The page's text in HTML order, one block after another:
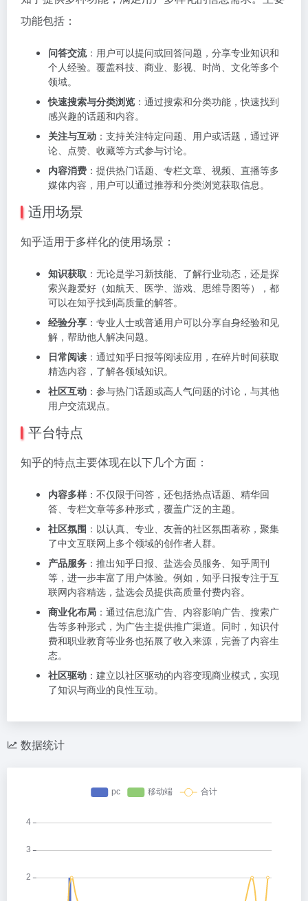
功能包括：
问答交流：用户可以提问或回答问题，分享专业知识和
个人经验。覆盖科技、商业、影视、时尚、文化等多个
领域。
快速搜索与分类浏览 ：通过搜索和分类功能，快速找到
感兴趣的话题和内容。
关注与互动 ：支持关注特定问题、用户或话题，通过评
论、点赞、收藏等方式参与讨论。
内容消费 ：提供热门话题、专栏文章、视频、直播等多
媒体内容，用户可以通过推荐和分类浏览获取信息。
适用场景
知乎适用于多样化的使用场景：
知识获取 ：无论是学习新技能、了解行业动态，还是探
索兴趣爱好（如航天、医学、游戏、思维导图等），都
可以在知乎找到高质量的解答。
经验分享 ：专业人士或普通用户可以分享自身经验和见
解，帮助他人解决问题。
日常阅读 ：通过知乎日报等阅读应用，在碎片时间获取
精选内容，了解各领域知识。
社区互动 ：参与热门话题或高人气问题的讨论，与其他
用户交流观点。
平台特点
知乎的特点主要体现在以下几个方面：
内容多样 ：不仅限于问答，还包括热点话题、精华回
答、专栏文章等多种形式，覆盖广泛的主题。
社区氛围 ：以认真、专业、友善的社区氛围著称，聚集
了中文互联网上多个领域的创作者人群。
产品服务 ：推出知乎日报、盐选会员服务、知乎周刊
等，进一步丰富了用户体验。例如，知乎日报专注于互
联网内容精选，盐选会员提供高质量付费内容。
商业化布局 ：通过信息流广告、内容影响广告、搜索广
告等多种形式，为广告主提供推广渠道。同时，知识付
费和职业教育等业务也拓展了收入来源，完善了内容生
态。
社区驱动 ：建立以社区驱动的内容变现商业模式，实现
了知识与商业的良性互动。
数据统计